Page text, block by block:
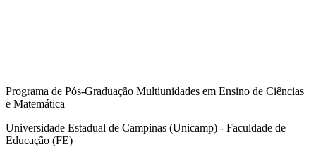
Programa de Pós-Graduação Multiunidades em Ensino de Ciências
e Matemática
Universidade Estadual de Campinas (Unicamp) - Faculdade de
Educação (FE)